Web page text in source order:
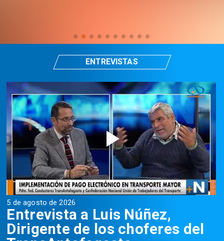
5 de agosto de 2026
Entrevista a Luis Núñez,
Dirigente de los choferes del
ENTREVISTAS